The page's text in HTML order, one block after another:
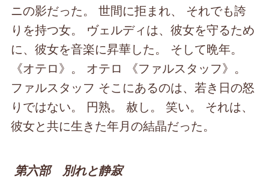
ニの影だった。 世間に拒まれ、 それでも誇
りを持つ女。 ヴェルディは、彼女を守るため
に、彼女を音楽に昇華した。 そして晩年。
《オテロ》。 オテロ 《ファルスタッフ》。
ファルスタッフ そこにあるのは、若き日の怒
りではない。 円熟。 赦し。 笑い。 それは、
彼女と共に生きた年月の結晶だった。
第六部 別れと静寂